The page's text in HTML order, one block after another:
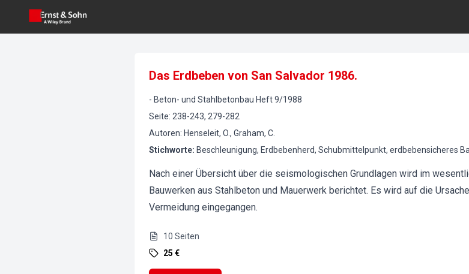
Das Erdbeben von San Salvador 1986.
- Beton- und Stahlbetonbau Heft9/1988
Seite: 238-243, 279-282
Autoren: Henseleit, O., Graham, C.
Stichworte: Beschleunigung, Erdbebenherd, Schubmittelpunkt, erdbebensicheres
Nach einer Übersicht über die seismologischen Grundlagen wird im
Bauwerken aus Stahlbeton und Mauerwerk berichtet. Es wird auf die
Vermeidung eingegangen.
10 Seiten
25 €